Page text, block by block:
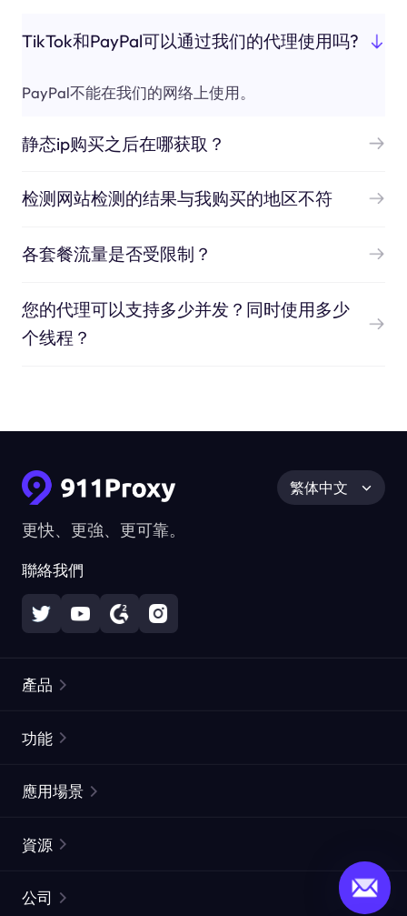
TikTok和PayPal可以通过我们的代理使用吗?
PayPal不能在我们的网络上使用。
静态ip购买之后在哪获取？
检测网站检测的结果与我购买的地区不符
各套餐流量是否受限制？
您的代理可以支持多少并发？同时使用多少
个线程？
更快、更強、更可靠。
聯絡我們
繁体中文
產品
靜態住宅代理
網頁擷取 API
功能
ISP代理
ProxySite
應用場景
市場研究
資源
公司